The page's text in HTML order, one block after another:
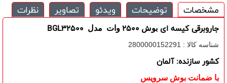
مشخصات توضیحات ویدئو تصاویر نظرات
جاروبرقی کیسه ای بوش 2500 وات مدل BGL32500
شناسه کالا : 2800000152291
کشور سازنده: آلمان
با ضمانت بوش سرویس